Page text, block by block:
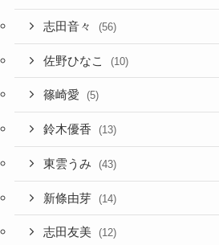
志田音々 (56)
佐野ひなこ (10)
篠崎愛 (5)
鈴木優香 (13)
東雲うみ (43)
新條由芽 (14)
志田友美 (12)